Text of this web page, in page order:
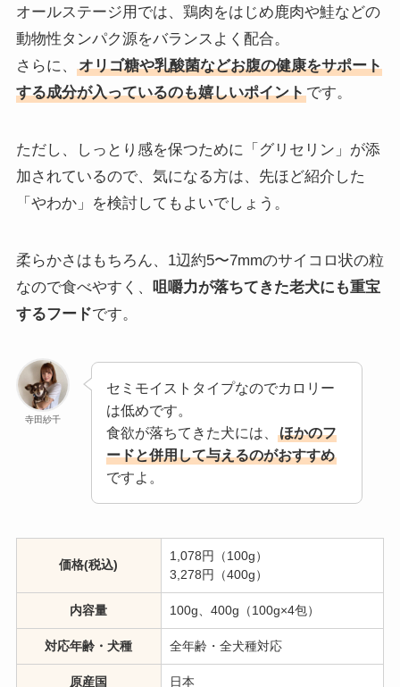
オールステージ用では、鶏肉をはじめ鹿肉や鮭などの
動物性タンパク源をバランスよく配合。
さらに、
オリゴ糖や乳酸菌などお腹の健康をサポート
する成分が入っているのも嬉しいポイントです。
ただし、しっとり感を保つために「グリセリン」が添
加されているので、気になる方は、先ほど紹介した
「やわか」を検討してもよいでしょう。
柔らかさはもちろん、1辺約5〜7mmのサイコロ状の粒
なので食べやすく、
咀嚼力が落ちてきた老犬にも重宝
するフードです。
寺田紗千
セミモイストタイプなのでカロリー
は低めです。
食欲が落ちてきた犬には、ほかのフ
ードと併用して与えるのがおすすめ
ですよ。
価格(税込)
1,078円（100g）
3,278円（400g）
内容量 100g、400g（100g×4包）
対応年齢・犬種 全年齢・全犬種対応
原産国 日本